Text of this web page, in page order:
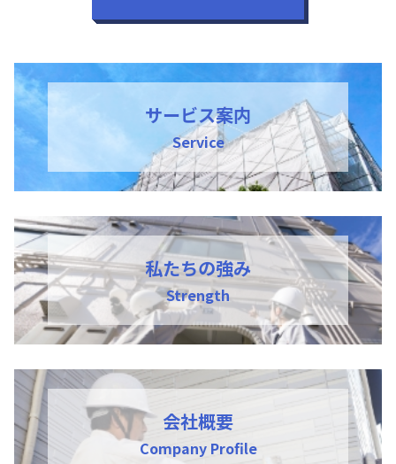
サービス案内
私たちの強み
会社概要